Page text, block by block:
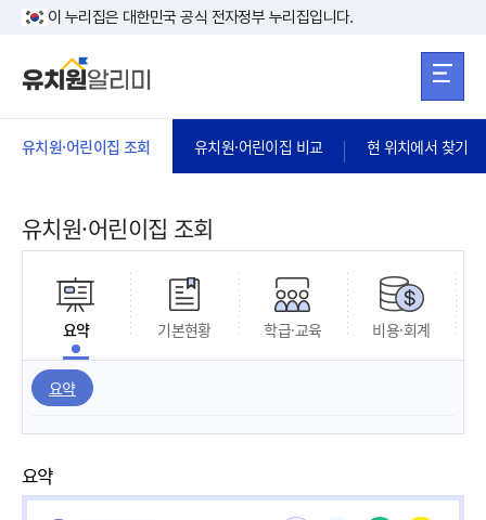
본문 바로가기
이 누리집은 대한민국 공식 전자정부 누리집입니다.
유치원·어린이집 조회 유치원·어린이집 비교 현 위치에서 찾기
유치원·어린이집 조회
요약 기본현황 학급·교육 비용·회계
요약
요약